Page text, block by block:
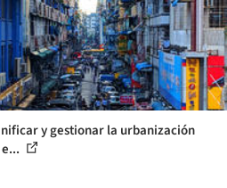
y gestionar la urbanización